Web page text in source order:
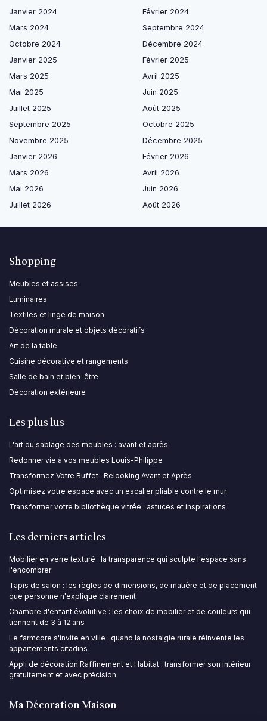
Janvier 2024
Février 2024
Mars 2024
Septembre 2024
Octobre 2024
Décembre 2024
Janvier 2025
Février 2025
Mars 2025
Avril 2025
Mai 2025
Juin 2025
Juillet 2025
Août 2025
Septembre 2025
Octobre 2025
Novembre 2025
Décembre 2025
Janvier 2026
Février 2026
Mars 2026
Avril 2026
Mai 2026
Juin 2026
Juillet 2026
Août 2026
Shopping
Meubles et assises
Luminaires
Textiles et linge de maison
Décoration murale et objets décoratifs
Art de la table
Cuisine décorative et rangements
Salle de bain et bien-être
Décoration extérieure
Les plus lus
L'art du sablage des meubles : avant et après
Redonner vie à vos meubles Louis-Philippe
Transformez Votre Buffet : Relooking Avant et Après
Optimisez votre espace avec un escalier pliable contre le mur
Transformer votre bibliothèque vitrée : astuces et inspirations
Les derniers articles
Mobilier en verre texturé : la transparence qui sculpte l'espace sans
l'encombrer
Tapis de salon : les règles de dimensions, de matière et de placement
que personne n'explique clairement
Chambre d'enfant évolutive : les choix de mobilier et de couleurs qui
tiennent de 3 à 12 ans
Le farmcore s'invite en ville : quand la nostalgie rurale réinvente les
appartements citadins
Appli de décoration Raffinement et Habitat : transformer son intérieur
gratuitement et avec précision
Ma Décoration Maison